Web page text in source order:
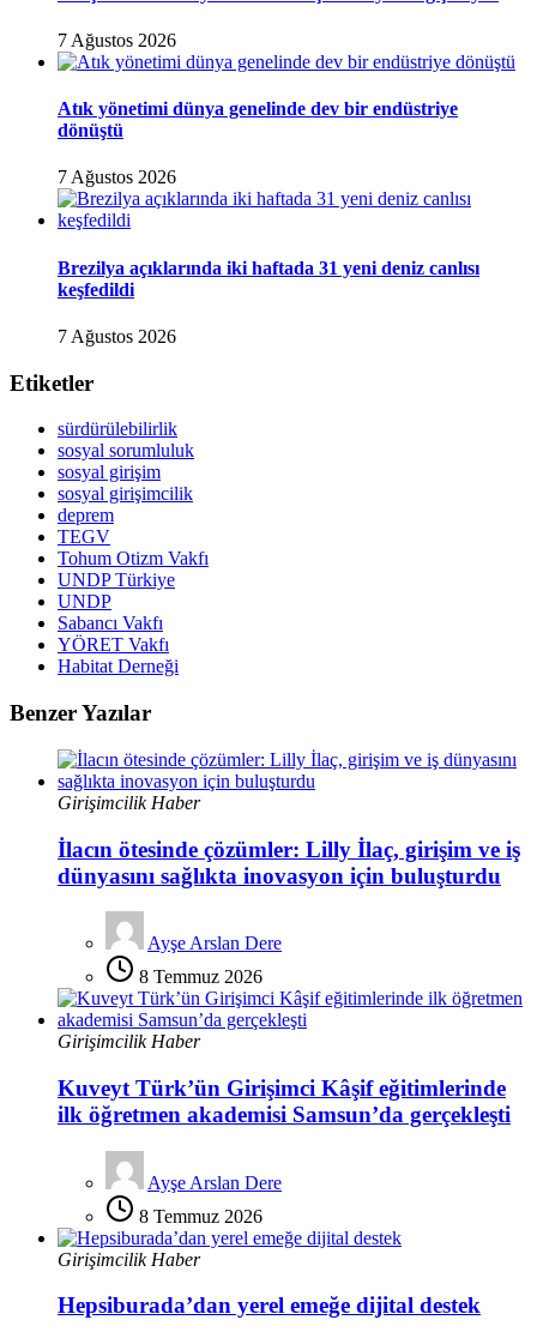
7 Ağustos 2026
Atık yönetimi dünya genelinde dev bir endüstriye
dönüştü
7 Ağustos 2026
Brezilya açıklarında iki haftada 31 yeni deniz canlısı
keşfedildi
7 Ağustos 2026
Etiketler
sürdürülebilirlik
sosyal sorumluluk
sosyal girişim
sosyal girişimcilik
deprem
TEGV
Tohum Otizm Vakfı
UNDP Türkiye
UNDP
Sabancı Vakfı
YÖRET Vakfı
Habitat Derneği
Benzer Yazılar
Girişimcilik Haber
İlacın ötesinde çözümler: Lilly İlaç, girişim ve iş
dünyasını sağlıkta inovasyon için buluşturdu
Ayşe Arslan Dere
8 Temmuz 2026
Girişimcilik Haber
Kuveyt Türk’ün Girişimci Kâşif eğitimlerinde
ilk öğretmen akademisi Samsun’da gerçekleşti
Ayşe Arslan Dere
8 Temmuz 2026
Girişimcilik Haber
Hepsiburada’dan yerel emeğe dijital destek